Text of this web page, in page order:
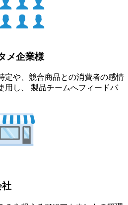
メ企業様
定や、競合商品との消費者の感情
用し、 製品チームへフィードバ
社